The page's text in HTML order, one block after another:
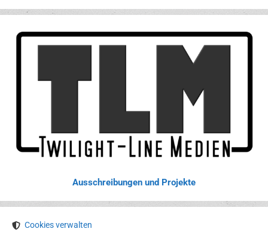
Ausschreibungen und Projekte
Cookies verwalten